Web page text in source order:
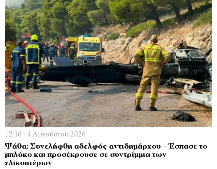
12:16 - 4 Αυγούστου 2026
Ψάθα: Συνελήφθη αδελφός αντιδημάρχου – Έσπασε το
μπλόκο και προσέκρουσε σε συντρίμμια των
ελικοπτέρων